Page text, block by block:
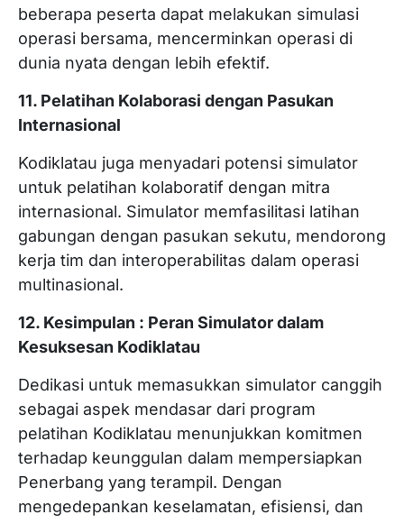
beberapa peserta dapat melakukan simulasi
operasi bersama, mencerminkan operasi di
dunia nyata dengan lebih efektif.
11. Pelatihan Kolaborasi dengan Pasukan
Internasional
Kodiklatau juga menyadari potensi simulator
untuk pelatihan kolaboratif dengan mitra
internasional. Simulator memfasilitasi latihan
gabungan dengan pasukan sekutu, mendorong
kerja tim dan interoperabilitas dalam operasi
multinasional.
12. Kesimpulan : Peran Simulator dalam
Kesuksesan Kodiklatau
Dedikasi untuk memasukkan simulator canggih
sebagai aspek mendasar dari program
pelatihan Kodiklatau menunjukkan komitmen
terhadap keunggulan dalam mempersiapkan
Penerbang yang terampil. Dengan
mengedepankan keselamatan, efisiensi, dan